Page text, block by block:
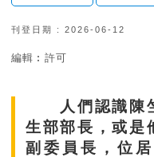
刊登日期 : 2026-06-12
編輯︰許可
人們認識陳竺
生部部長，或是
副委員長，位